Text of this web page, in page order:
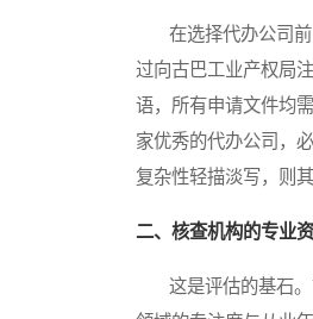
在选择代办公司前
过向古巴工业产权局
语，所有申请文件均
家优秀的代办公司，
复杂性轻描淡写，则
二、核查机构的专业
这是评估的基石。